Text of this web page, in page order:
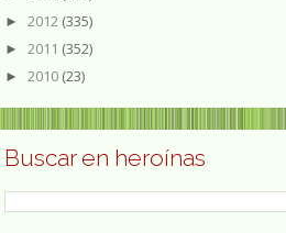
► 2012 (335)
► 2011 (352)
► 2010 (23)
Buscar en heroínas